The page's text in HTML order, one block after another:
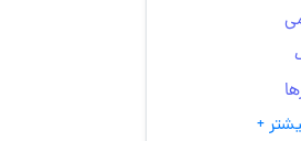
شغلی
+